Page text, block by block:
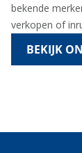
bekende
verkopen of
BEKIJK